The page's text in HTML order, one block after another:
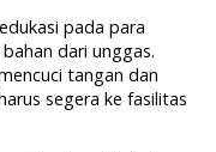
pada para
dari unggas.
tangan dan
segera ke fasilitas